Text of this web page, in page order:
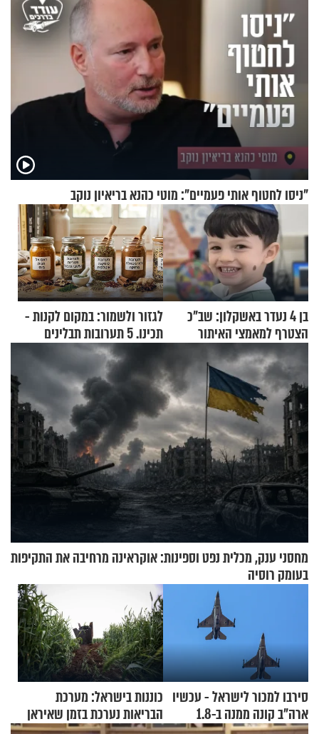
"ניסו לחטוף אותי פעמיים": מוטי כהנא בריאיון נוקב
בן 4 נעדר באשקלון: שב"כ
הצטרף למאמצי האיתור
לגזור ולשמור: במקום לקנות -
תכינו. 5 תערובות תבלינים
שמתאימות להכל
מחסני ענק, מכלית נפט וספינות: אוקראינה מרחיבה את התקיפות
בעומק רוסיה
סירבו למכור לישראל - עכשיו
ארה"ב קונה ממנה ב-1.8
כוננות בישראל: מערכת
הבריאות נערכת בזמן שאיראן